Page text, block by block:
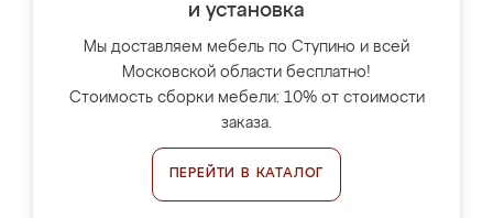
и установка
Мы доставляем мебель по Ступино и всей
Московской области бесплатно!
Стоимость сборки мебели: 10% от стоимости
заказа.
ПЕРЕЙТИ В КАТАЛОГ